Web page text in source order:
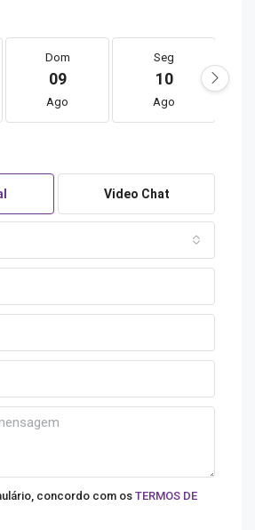
Dom
09
Ago
Seg
10
Ago
Video Chat
concordo com os TERMOS DE